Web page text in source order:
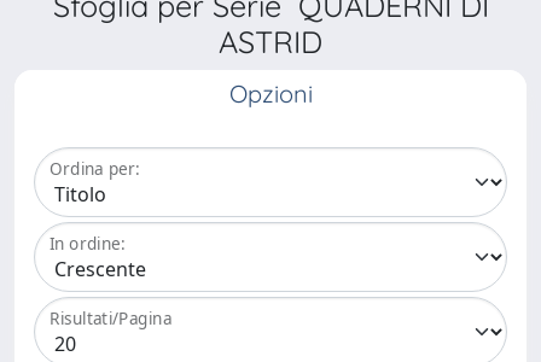
ASTRID
Opzioni
Ordina per:
In ordine:
Risultati/Pagina